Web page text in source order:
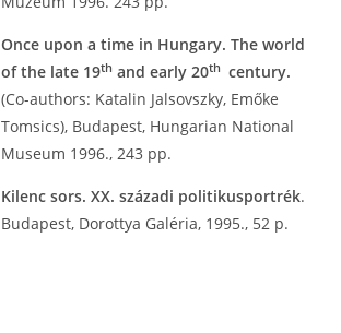
Once upon a time in Hungary. The world
of the late 19th and early 20th century.
(Co-authors: Katalin Jalsovszky, Emőke
Tomsics), Budapest, Hungarian National
Museum 1996., 243 pp.
Kilenc sors. XX. századi politikusportrék.
Budapest, Dorottya Galéria, 1995., 52 p.